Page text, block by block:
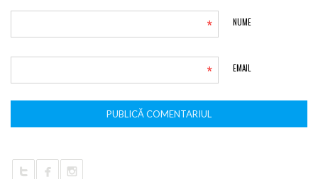
NUME
*
EMAIL
*